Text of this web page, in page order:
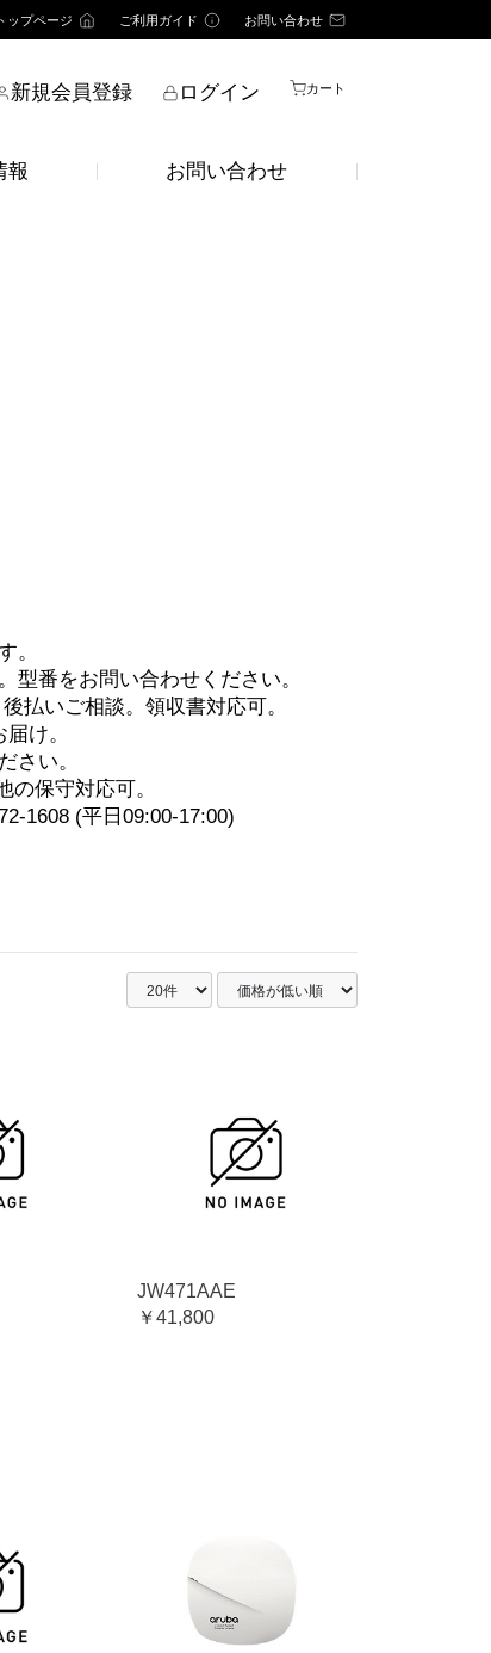
トップページ ご利用ガイド お問い合わせ
新規会員登録 ログイン カート
報 お問い合わせ
。
型番をお問い合わせください。
払いご相談。領収書対応可。
け。
さい。
保守対応可。
1608 (平日09:00-17:00)
JW471AAE
￥41,800